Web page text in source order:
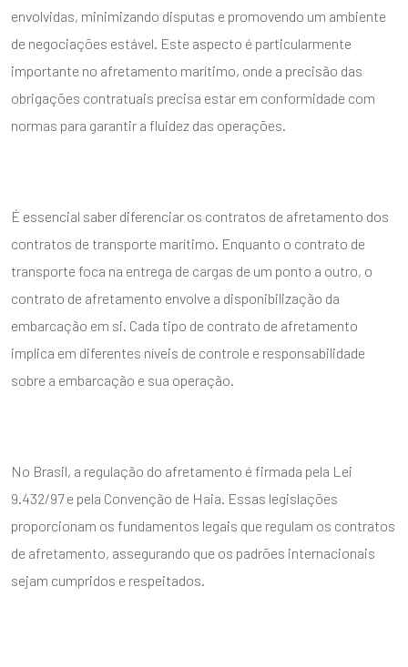
envolvidas, minimizando disputas e promovendo um ambiente
de negociações estável. Este aspecto é particularmente
importante no afretamento marítimo, onde a precisão das
obrigações contratuais precisa estar em conformidade com
normas para garantir a fluidez das operações.
É essencial saber diferenciar os contratos de afretamento dos
contratos de transporte marítimo. Enquanto o contrato de
transporte foca na entrega de cargas de um ponto a outro, o
contrato de afretamento envolve a disponibilização da
embarcação em si. Cada tipo de contrato de afretamento
implica em diferentes níveis de controle e responsabilidade
sobre a embarcação e sua operação.
No Brasil, a regulação do afretamento é firmada pela Lei
9.432/97 e pela Convenção de Haia. Essas legislações
proporcionam os fundamentos legais que regulam os contratos
de afretamento, assegurando que os padrões internacionais
sejam cumpridos e respeitados.